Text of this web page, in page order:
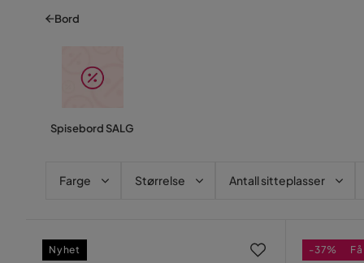
Bord
Spisebord SALG
Farge Størrelse Antall sitteplasser
Nyhet -37%